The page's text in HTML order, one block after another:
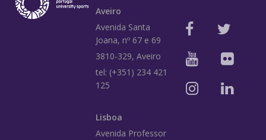
Aveiro
Avenida Santa
Joana, nº 67 e 69
3810-329, Aveiro
tel: (+351) 234 421
125
Lisboa
Avenida Professor